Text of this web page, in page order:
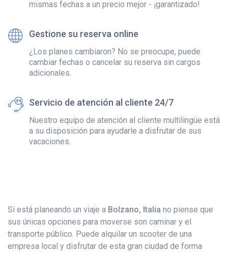
mismas fechas a un precio mejor - ¡garantizado!
Gestione su reserva online
¿Los planes cambiaron? No se preocupe, puede
cambiar fechas o cancelar su reserva sin cargos
adicionales.
Servicio de atención al cliente 24/7
Nuestro equipo de atención al cliente multilingüe está
a su disposición para ayudarle a disfrutar de sus
vacaciones.
Si está planeando un viaje a Bolzano, Italia no piense que
sus únicas opciones para moverse son caminar y el
transporte público. Puede alquilar un scooter de una
empresa local y disfrutar de esta gran ciudad de forma